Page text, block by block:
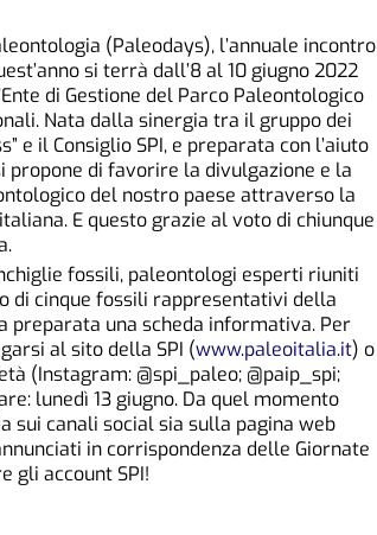
(Paleodays), l’annuale incontro
si terrà dall’8 al 10 giugno 2022
di Gestione del Parco Paleontologico
Nata dalla sinergia tra il gruppo dei
e il Consiglio SPI, e preparata con l’aiuto
di favorire la divulgazione e la
del nostro paese attraverso la
E questo grazie al voto di chiunque
fossili, paleontologi esperti riuniti
di cinque fossili rappresentativi della
preparata una scheda informativa. Per
al sito della SPI (www.paleoitalia.it) o
(Instagram: @spi_paleo; @paip_spi;
lunedì 13 giugno. Da quel momento
canali social sia sulla pagina web
in corrispondenza delle Giornate
gli account SPI!